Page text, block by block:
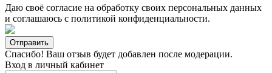
Даю своё согласие на обработку своих персональных данных
и соглашаюсь с политикой конфиденциальности.
Спасибо! Ваш отзыв будет добавлен после модерации.
Вход в личный кабинет